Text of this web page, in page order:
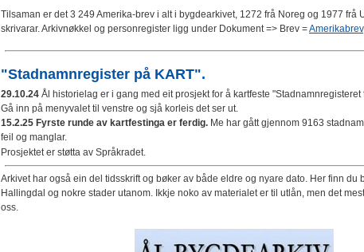
Tilsaman er det 3 249 Amerika-brev i alt i bygdearkivet, 1272 frå Noreg og 1977 frå
skrivarar. Arkivnøkkel og personregister ligg under Dokument => Brev =Amerikabrev
"Stadnamnregister på KART".
29.10.24 Ål historielag er i gang med eit prosjekt for å kartfeste "Stadnamnregisteret
Gå inn på menyvalet til venstre og sjå korleis det ser ut.
15.2.25 Fyrste runde av kartfestinga er ferdig. Me har gått gjennom 9163
feil og manglar.
Prosjektet er støtta av Språkradet.
Arkivet har også ein del tidsskrift og bøker av både eldre og nyare dato. Her finn du
Hallingdal og nokre stader utanom. Ikkje noko av materialet er til utlån, men det
oss.